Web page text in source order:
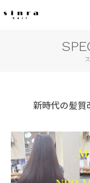
新時代の髪質